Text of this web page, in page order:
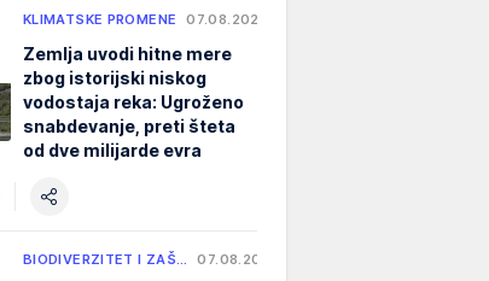
KLIMATSKE PROMENE 07.08.2026.
Zemlja uvodi hitne mere
zbog istorijski niskog
vodostaja reka: Ugroženo
snabdevanje, preti šteta
od dve milijarde evra
BIODIVERZITET I ZAŠ… 07.08.2026.